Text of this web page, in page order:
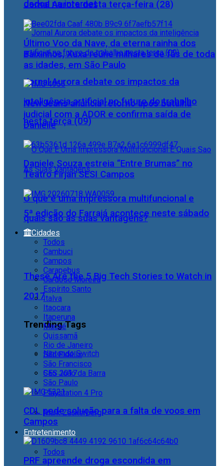
dados na internet
Jornal Aurora debate os impactos da
inteligência artificial no futuro do trabalho
nesta terça (09)
O que é uma impressora multifuncional e
quais são as suas vantagens?
These Are the 5 Big Tech Stories to Watch in
2017
Trending Tags
Nintendo Switch
CES 2017
Playstation 4 Pro
Mark Zuckerberg
Entretenimento
Todos
Jornal Aurora desta terça-feira (28)
Último Voo da Nave, da eterna rainha dos
Baixinhos, Xuxa reúne milhares de fãs de toda
as idades, em São Paulo
NewJeans anuncia retorno após batalha
judicial com a ADOR e confirma saída de
Danielle
Daniele Souza estreia “Entre Brumas” no
Teatro Firjan SESI Campos
5ª edição do Farraiá acontece neste sábado
Cidades
Todos
Cambuci
Campos
Carapebus
Cardoso Moreira
Espírito Santo
Italva
Itaocara
Itaperuna
Macaé
Quissamã
Rio de Janeiro
São Fidélis
São Francisco
São João da Barra
São Paulo
CDL pede solução para a falta de voos em
Campos
PRF apreende droga escondida em